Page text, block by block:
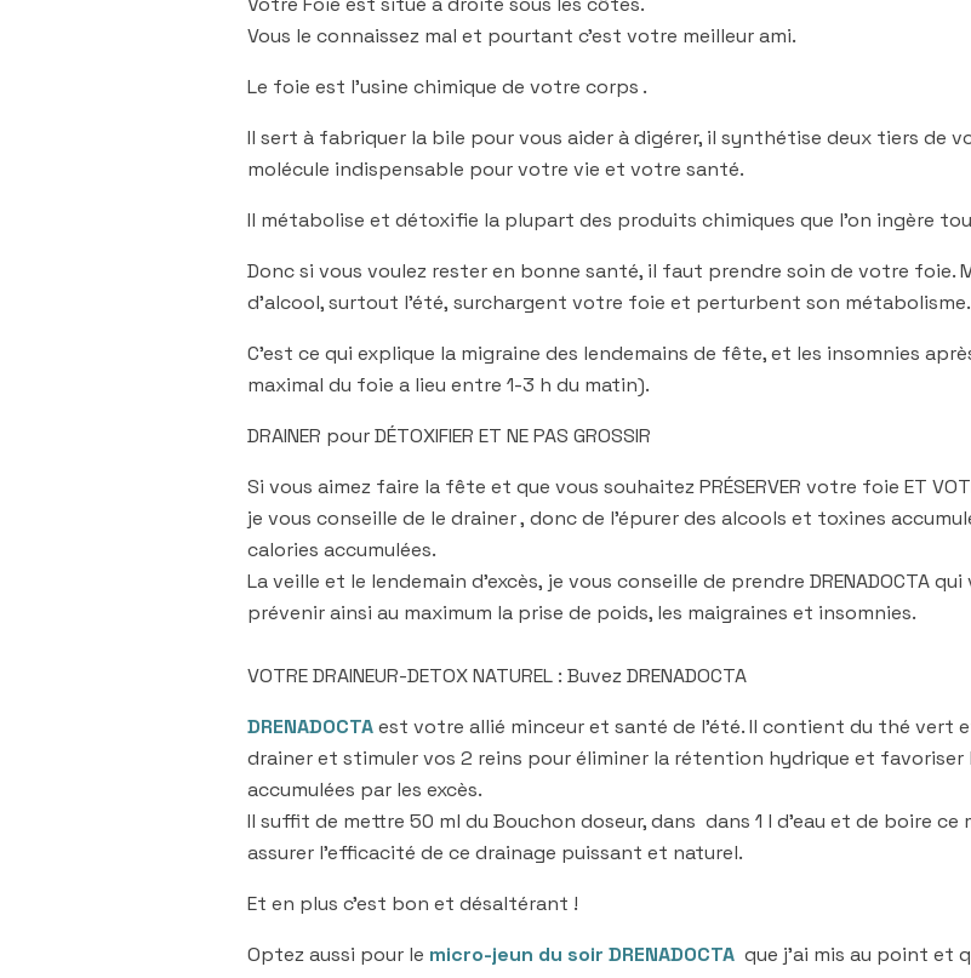
Vous le connaissez mal et pourtant c’est votre meilleur ami.
Le foie est l’usine chimique de votre corps .
Il sert à fabriquer la bile pour vous aider à digérer, il synthétise deux tiers de
molécule indispensable pour votre vie et votre santé.
Il métabolise et détoxifie la plupart des produits chimiques que l’on ingère
Donc si vous voulez rester en bonne santé, il faut prendre soin de votre foie.
d’alcool, surtout l’été, surchargent votre foie et perturbent son métabolisme.
C’est ce qui explique la migraine des lendemains de fête, et les insomnies
maximal du foie a lieu entre 1-3 h du matin).
DRAINER pour DÉTOXIFIER ET NE PAS GROSSIR
Si vous aimez faire la fête et que vous souhaitez PRÉSERVER votre foie ET
je vous conseille de le drainer , donc de l’épurer des alcools et toxines
calories accumulées.
La veille et le lendemain d’excès, je vous conseille de prendre DRENADOCTA
prévenir ainsi au maximum la prise de poids, les maigraines et insomnies.
VOTRE DRAINEUR-DETOX NATUREL : Buvez DRENADOCTA
DRENADOCTAest votre allié minceur et santé de l’été. Il contient du thé
drainer et stimuler vos 2 reins pour éliminer la rétention hydrique et favoriser
accumulées par les excès.
Il suffit de mettre 50 ml du Bouchon doseur, dans dans 1 l d’eau et de boire
assurer l’efficacité de ce drainage puissant et naturel.
Et en plus c’est bon et désaltérant !
Optez aussi pour le micro-jeun du soir DRENADOCTA que j’ai mis au point et